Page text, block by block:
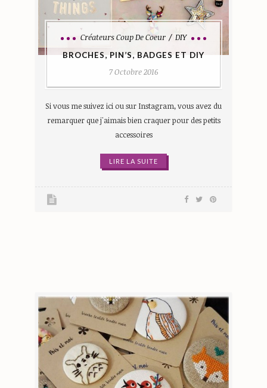
Créateurs Coup De Coeur DIY
BROCHES, PIN’S, BADGES ET DIY
7 Octobre 2016
Si vous me suivez ici ou sur Instagram, vous avez du
remarquer que j'aimais bien craquer pour des petits
accessoires
LIRE LA SUITE